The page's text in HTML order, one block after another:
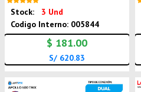
Stock:
3 Und
Codigo Interno: 005844
$ 181.00
S/ 620.83